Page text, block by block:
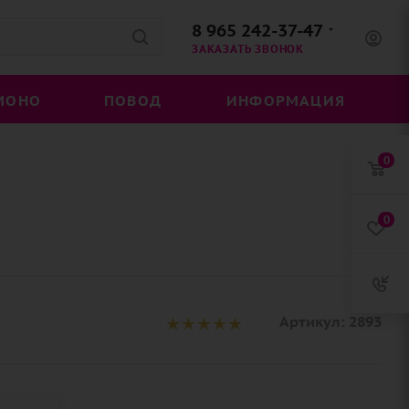
8 965 242-37-47
ЗАКАЗАТЬ ЗВОНОК
ПОВОД ИНФОРМАЦИЯ
0
0